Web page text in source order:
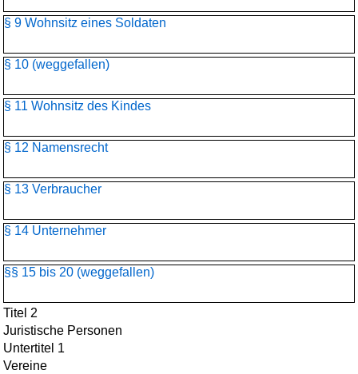
§ 9 Wohnsitz eines Soldaten
§ 10 (weggefallen)
§ 11 Wohnsitz des Kindes
§ 12 Namensrecht
§ 13 Verbraucher
§ 14 Unternehmer
§§ 15 bis 20 (weggefallen)
Titel 2
Juristische Personen
Untertitel 1
Vereine